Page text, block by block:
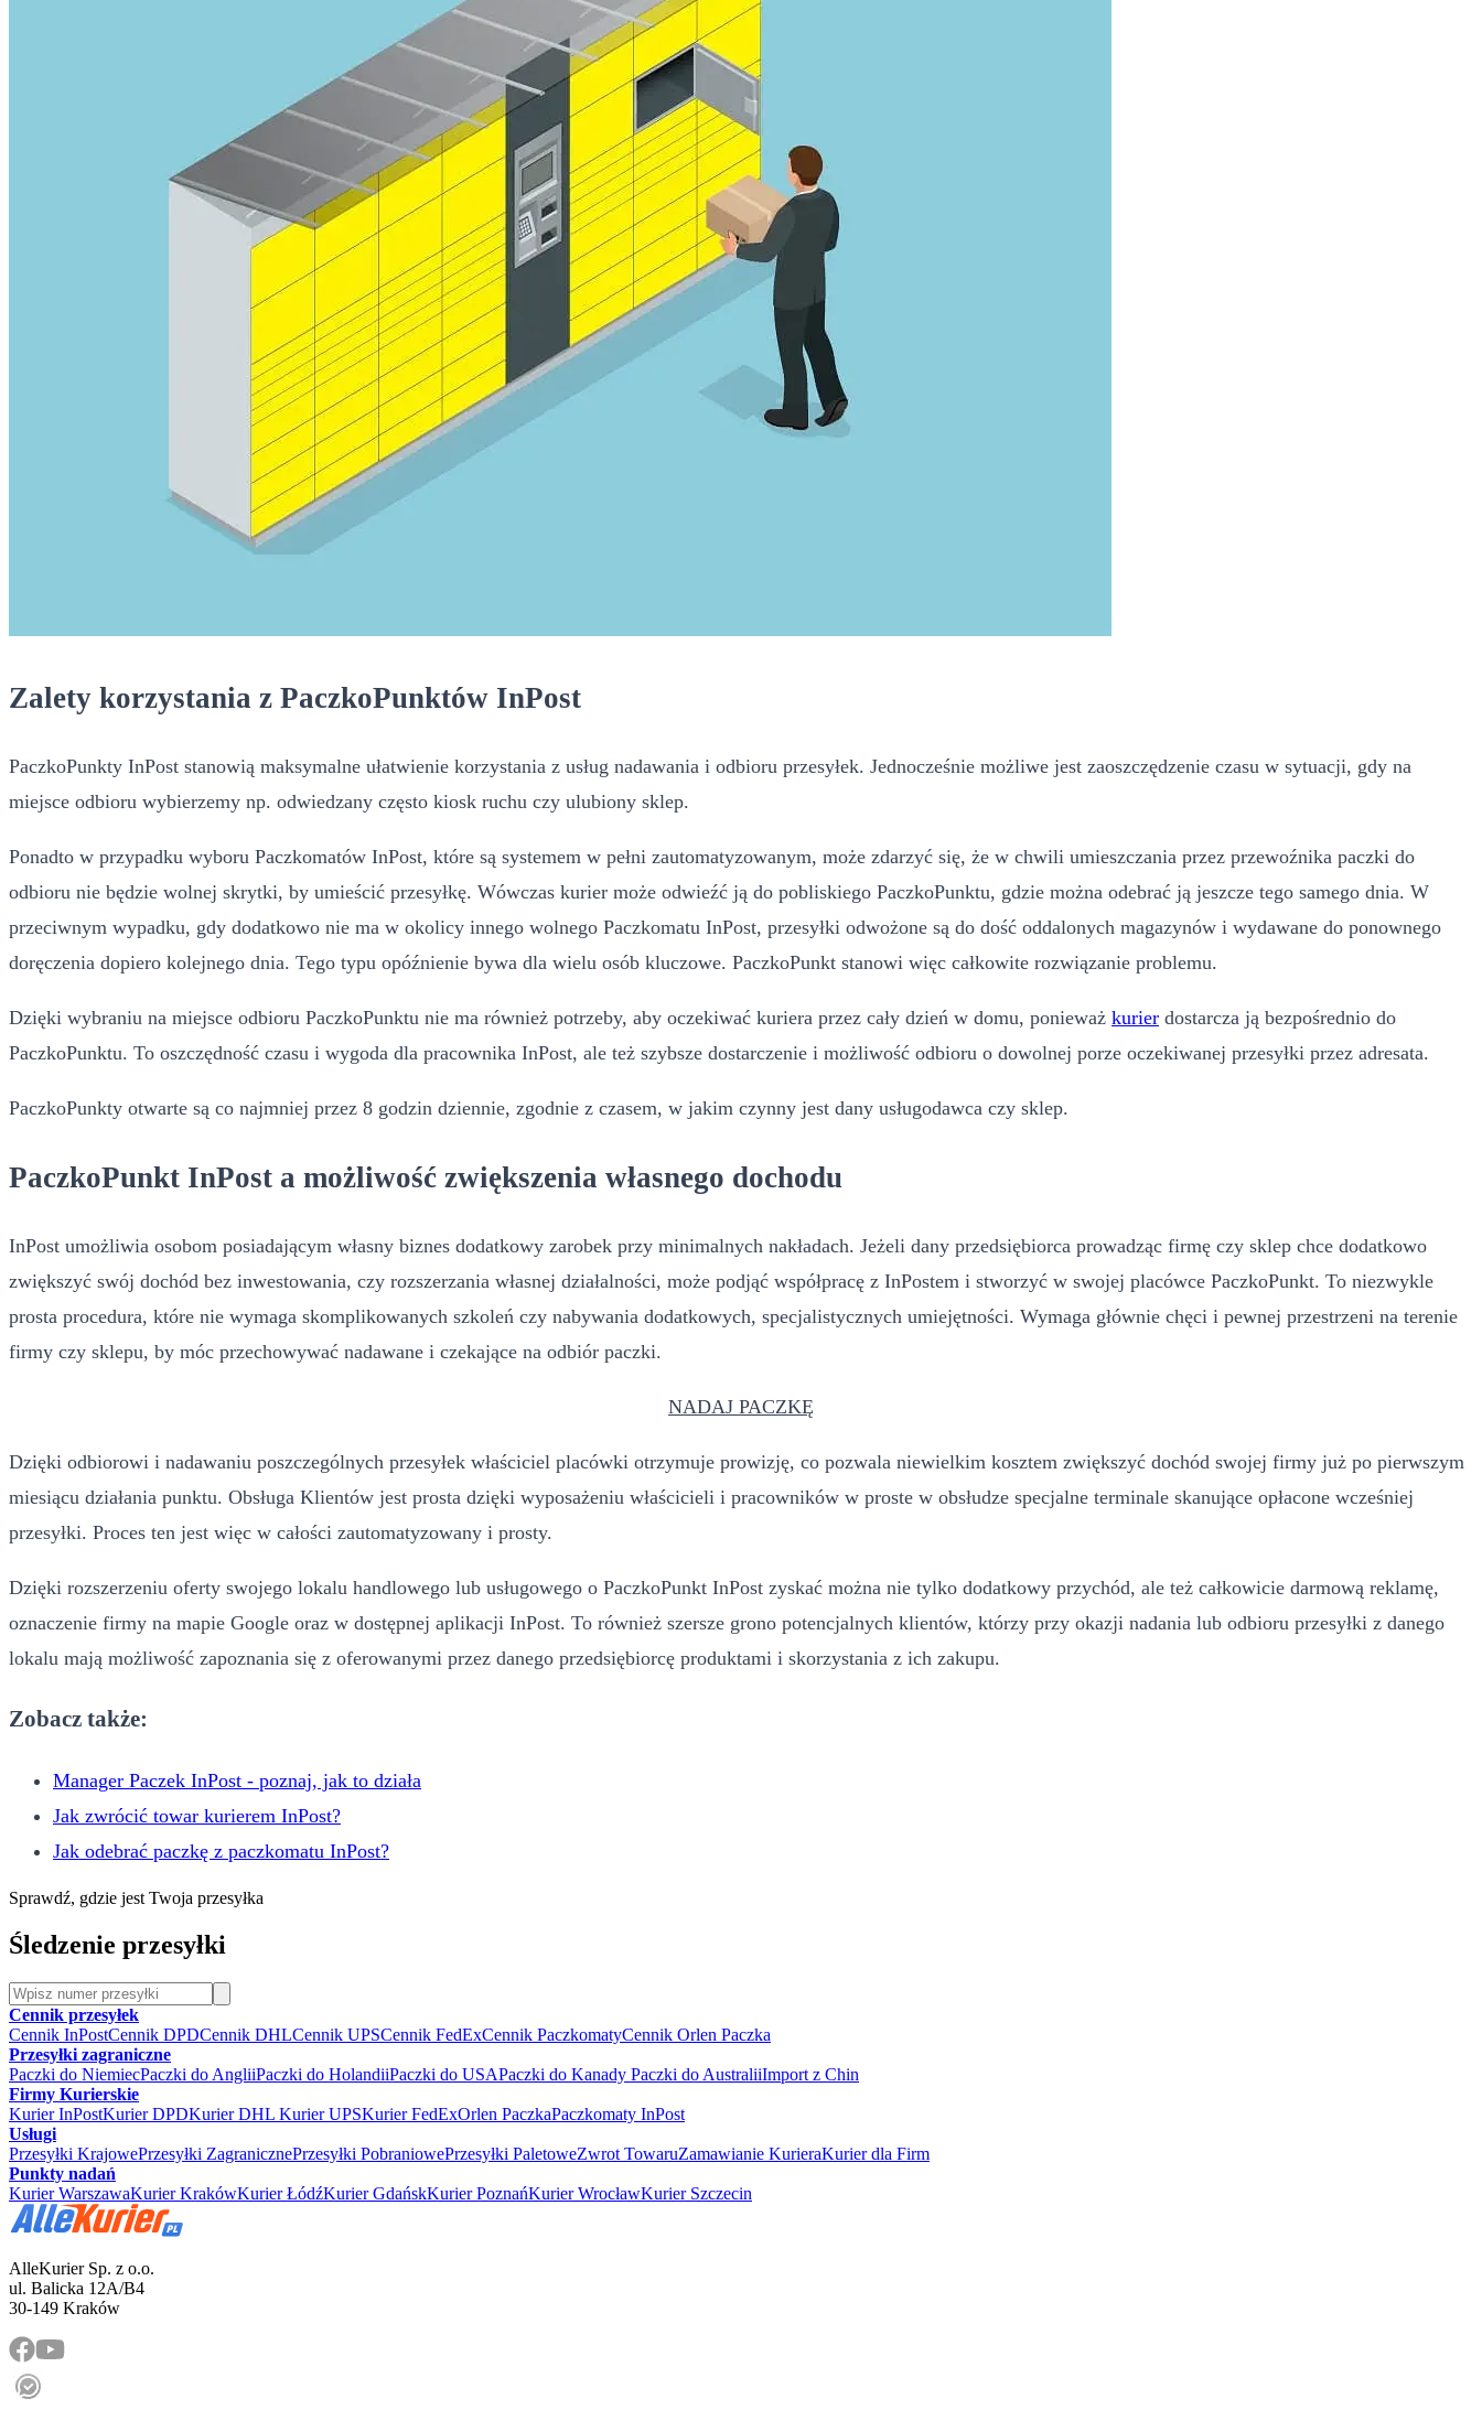
Zalety korzystania z PaczkoPunktów InPost
PaczkoPunkty InPost stanowią maksymalne ułatwienie korzystania z usług nadawania i odbioru przesyłek. Jednocześnie możliwe jest zaoszczędzenie czasu w sytuacji, gdy na
miejsce odbioru wybierzemy np. odwiedzany często kiosk ruchu czy ulubiony sklep.
Ponadto w przypadku wyboru Paczkomatów InPost, które są systemem w pełni zautomatyzowanym, może zdarzyć się, że w chwili umieszczania przez przewoźnika paczki do
odbioru nie będzie wolnej skrytki, by umieścić przesyłkę. Wówczas kurier może odwieźć ją do pobliskiego PaczkoPunktu, gdzie można odebrać ją jeszcze tego samego dnia. W
przeciwnym wypadku, gdy dodatkowo nie ma w okolicy innego wolnego Paczkomatu InPost, przesyłki odwożone są do dość oddalonych magazynów i wydawane do ponownego
doręczenia dopiero kolejnego dnia. Tego typu opóźnienie bywa dla wielu osób kluczowe. PaczkoPunkt stanowi więc całkowite rozwiązanie problemu.
Dzięki wybraniu na miejsce odbioru PaczkoPunktu nie ma również potrzeby, aby oczekiwać kuriera przez cały dzień w domu, ponieważ kurier dostarcza ją bezpośrednio do
PaczkoPunktu. To oszczędność czasu i wygoda dla pracownika InPost, ale też szybsze dostarczenie i możliwość odbioru o dowolnej porze oczekiwanej przesyłki przez adresata.
PaczkoPunkty otwarte są co najmniej przez 8 godzin dziennie, zgodnie z czasem, w jakim czynny jest dany usługodawca czy sklep.
PaczkoPunkt InPost a możliwość zwiększenia własnego dochodu
InPost umożliwia osobom posiadającym własny biznes dodatkowy zarobek przy minimalnych nakładach. Jeżeli dany przedsiębiorca prowadząc firmę czy sklep chce dodatkowo
zwiększyć swój dochód bez inwestowania, czy rozszerzania własnej działalności, może podjąć współpracę z InPostem i stworzyć w swojej placówce PaczkoPunkt. To niezwykle
prosta procedura, które nie wymaga skomplikowanych szkoleń czy nabywania dodatkowych, specjalistycznych umiejętności. Wymaga głównie chęci i pewnej przestrzeni na terenie
firmy czy sklepu, by móc przechowywać nadawane i czekające na odbiór paczki.
NADAJ PACZKĘ
Dzięki odbiorowi i nadawaniu poszczególnych przesyłek właściciel placówki otrzymuje prowizję, co pozwala niewielkim kosztem zwiększyć dochód swojej firmy już po pierwszym
miesiącu działania punktu. Obsługa Klientów jest prosta dzięki wyposażeniu właścicieli i pracowników w proste w obsłudze specjalne terminale skanujące opłacone wcześniej
przesyłki. Proces ten jest więc w całości zautomatyzowany i prosty.
Dzięki rozszerzeniu oferty swojego lokalu handlowego lub usługowego o PaczkoPunkt InPost zyskać można nie tylko dodatkowy przychód, ale też całkowicie darmową reklamę,
oznaczenie firmy na mapie Google oraz w dostępnej aplikacji InPost. To również szersze grono potencjalnych klientów, którzy przy okazji nadania lub odbioru przesyłki z danego
lokalu mają możliwość zapoznania się z oferowanymi przez danego przedsiębiorcę produktami i skorzystania z ich zakupu.
Zobacz także:
Manager Paczek InPost - poznaj, jak to działa
Jak zwrócić towar kurierem InPost?
Jak odebrać paczkę z paczkomatu InPost?
Sprawdź, gdzie jest Twoja przesyłka
Śledzenie przesyłki
Cennik przesyłek
Cennik InPostCennik DPDCennik DHLCennik UPSCennik FedExCennik PaczkomatyCennik Orlen Paczka
Przesyłki zagraniczne
Paczki do NiemiecPaczki do AngliiPaczki do HolandiiPaczki do USAPaczki do Kanady Paczki do AustraliiImport z Chin
Firmy Kurierskie
Kurier InPostKurier DPDKurier DHL Kurier UPSKurier FedExOrlen PaczkaPaczkomaty InPost
Usługi
Przesyłki KrajowePrzesyłki ZagranicznePrzesyłki PobraniowePrzesyłki PaletoweZwrot TowaruZamawianie KurieraKurier dla Firm
Punkty nadań
Kurier WarszawaKurier KrakówKurier ŁódźKurier GdańskKurier PoznańKurier WrocławKurier Szczecin
AlleKurier Sp. z o.o.
ul. Balicka 12A/B4
30-149 Kraków